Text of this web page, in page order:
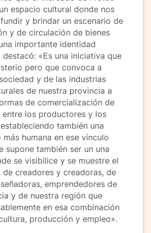
espacio cultural donde nos
y brindar un escenario de
y de circulación de bienes
importante identidad
destacó: «Es una iniciativa que
pero que convoca a
y de las industrias
de nuestra provincia a
de comercialización de
entre los productores y los
también una
humana en ese vínculo
supone también ser un una
se visibilice y se muestre el
creadores y creadoras, de
emprendedores de
y de nuestra región que
en esa combinación
producción y empleo».